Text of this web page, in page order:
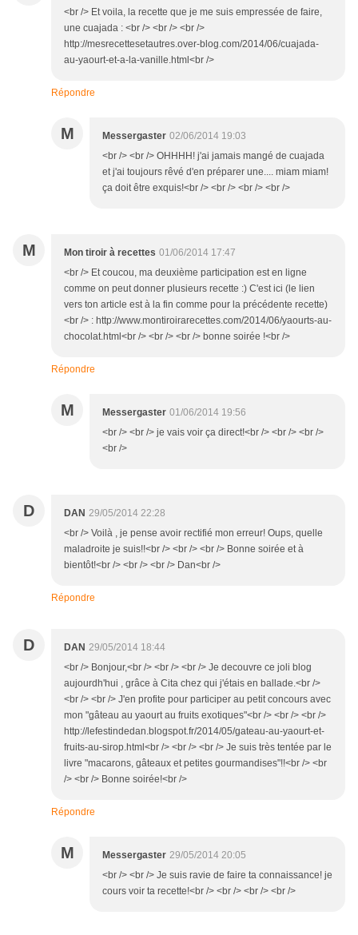
<br /> Et voila, la recette que je me suis empressée de faire,
une cuajada : <br /> <br /> <br />
http://mesrecettesetautres.over-blog.com/2014/06/cuajada-
au-yaourt-et-a-la-vanille.html<br />
Répondre
M Messergaster 02/06/2014 19:03
<br /> <br /> OHHHH! j'ai jamais mangé de cuajada
et j'ai toujours rêvé d'en préparer une.... miam miam!
ça doit être exquis!<br /> <br /> <br /> <br />
M Mon tiroir à recettes 01/06/2014 17:47
<br /> Et coucou, ma deuxième participation est en ligne
comme on peut donner plusieurs recette :) C'est ici (le lien
vers ton article est à la fin comme pour la précédente recette)
<br /> : http://www.montiroirarecettes.com/2014/06/yaourts-au-
chocolat.html<br /> <br /> <br /> bonne soirée !<br />
Répondre
M Messergaster 01/06/2014 19:56
<br /> <br /> je vais voir ça direct!<br /> <br /> <br />
<br />
D DAN 29/05/2014 22:28
<br /> Voilà , je pense avoir rectifié mon erreur! Oups, quelle
maladroite je suis!!<br /> <br /> <br /> Bonne soirée et à
bientôt!<br /> <br /> <br /> Dan<br />
Répondre
D DAN 29/05/2014 18:44
<br /> Bonjour,<br /> <br /> <br /> Je decouvre ce joli blog
aujourdh'hui , grâce à Cita chez qui j'étais en ballade.<br />
<br /> <br /> J'en profite pour participer au petit concours avec
mon "gâteau au yaourt au fruits exotiques"<br /> <br /> <br />
http://lefestindedan.blogspot.fr/2014/05/gateau-au-yaourt-et-
fruits-au-sirop.html<br /> <br /> <br /> Je suis très tentée par le
livre "macarons, gâteaux et petites gourmandises"!!<br /> <br
/> <br /> Bonne soirée!<br />
Répondre
M Messergaster 29/05/2014 20:05
<br /> <br /> Je suis ravie de faire ta connaissance! je
cours voir ta recette!<br /> <br /> <br /> <br />